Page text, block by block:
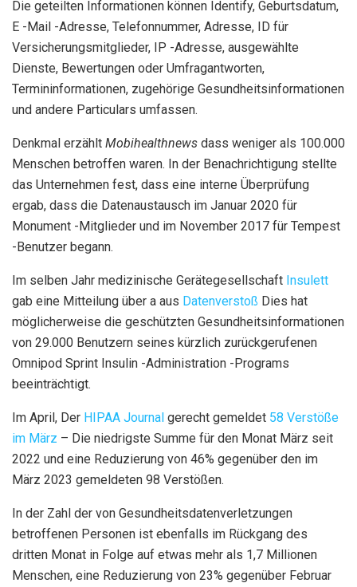
Die geteilten Informationen können Identify, Geburtsdatum,
E -Mail -Adresse, Telefonnummer, Adresse, ID für
Versicherungsmitglieder, IP -Adresse, ausgewählte
Dienste, Bewertungen oder Umfragantworten,
Termininformationen, zugehörige Gesundheitsinformationen
und andere Particulars umfassen.
Denkmal erzählt Mobihealthnews dass weniger als 100.000
Menschen betroffen waren. In der Benachrichtigung stellte
das Unternehmen fest, dass eine interne Überprüfung
ergab, dass die Datenaustausch im Januar 2020 für
Monument -Mitglieder und im November 2017 für Tempest
-Benutzer begann.
Im selben Jahr medizinische Gerätegesellschaft Insulett
gab eine Mitteilung über a aus Datenverstoß Dies hat
möglicherweise die geschützten Gesundheitsinformationen
von 29.000 Benutzern seines kürzlich zurückgerufenen
Omnipod Sprint Insulin -Administration -Programs
beeinträchtigt.
Im April, Der HIPAA Journal gerecht gemeldet 58 Verstöße
im März – Die niedrigste Summe für den Monat März seit
2022 und eine Reduzierung von 46% gegenüber den im
März 2023 gemeldeten 98 Verstößen.
In der Zahl der von Gesundheitsdatenverletzungen
betroffenen Personen ist ebenfalls im Rückgang des
dritten Monat in Folge auf etwas mehr als 1,7 Millionen
Menschen, eine Reduzierung von 23% gegenüber Februar